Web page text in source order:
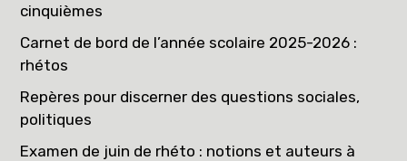
cinquièmes
Carnet de bord de l’année scolaire 2025-2026 :
rhétos
Repères pour discerner des questions sociales,
politiques
Examen de juin de rhéto : notions et auteurs à